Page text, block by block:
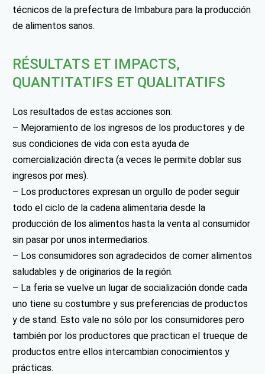
técnicos de la prefectura de Imbabura para la producción
de alimentos sanos.
RÉSULTATS ET IMPACTS,
QUANTITATIFS ET QUALITATIFS
Los resultados de estas acciones son:
– Mejoramiento de los ingresos de los productores y de
sus condiciones de vida con esta ayuda de
comercialización directa (a veces le permite doblar sus
ingresos por mes).
– Los productores expresan un orgullo de poder seguir
todo el ciclo de la cadena alimentaria desde la
producción de los alimentos hasta la venta al consumidor
sin pasar por unos intermediarios.
– Los consumidores son agradecidos de comer alimentos
saludables y de originarios de la región.
– La feria se vuelve un lugar de socialización donde cada
uno tiene su costumbre y sus preferencias de productos
y de stand. Esto vale no sólo por los consumidores pero
también por los productores que practican el trueque de
productos entre ellos intercambian conocimientos y
prácticas.